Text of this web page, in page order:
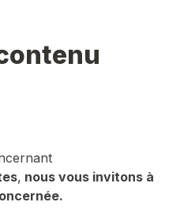
, nous vous invitons à